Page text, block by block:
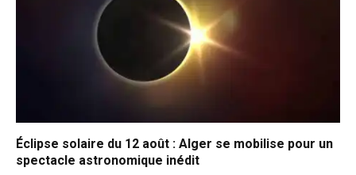
Éclipse solaire du 12 août : Alger se mobilise pour un
spectacle astronomique inédit